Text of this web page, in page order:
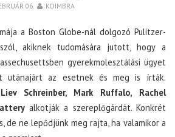
06. KOIMBRA
a Boston Globe-nál dolgozó Pulitzer-
akiknek tudomására jutott, hogy a
gyerekmolesztálási ügyet
utánajárt az esetnek és meg is írták.
Schreinber, Mark Ruffalo, Rachel
alkotják a szereplőgárdát. Konkrét
de ne lepődjünk meg rajta, ha valamikor a